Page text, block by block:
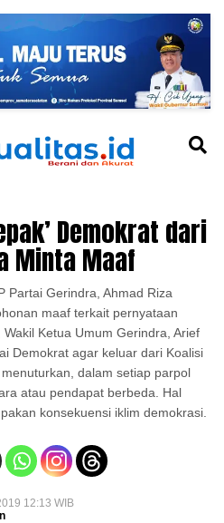
Demokrat dari
Minta Maaf
Partai Gerindra, Ahmad Riza
maaf terkait pernyataan
Ketua Umum Gerindra, Arief
Demokrat agar keluar dari Koalisi
dalam setiap parpol
atau pendapat berbeda. Hal
konsekuensi iklim demokrasi.
12:13 WIB